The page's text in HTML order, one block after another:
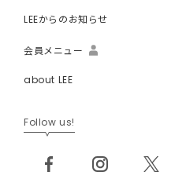
LEEからのお知らせ
会員メニュー
about LEE
Follow us!